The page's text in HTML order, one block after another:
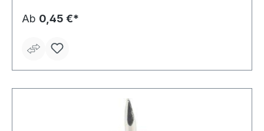
Ab 0,45 €*